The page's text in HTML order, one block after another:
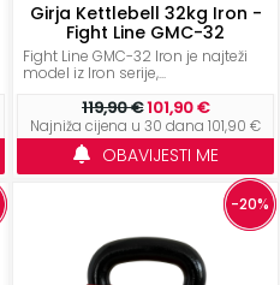
Girja Kettlebell 32kg Iron -
Fight Line GMC-32
Fight Line GMC-32 Iron je najteži
model iz Iron serije,...
119,90 €101,90 €
Najniža cijena u 30 dana 101,90 €
OBAVIJESTI ME
-20%